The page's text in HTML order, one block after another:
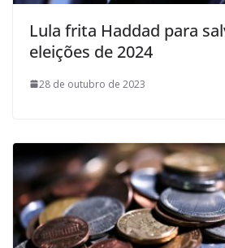
Lula frita Haddad para
eleições de 2024
28 de outubro de 2023